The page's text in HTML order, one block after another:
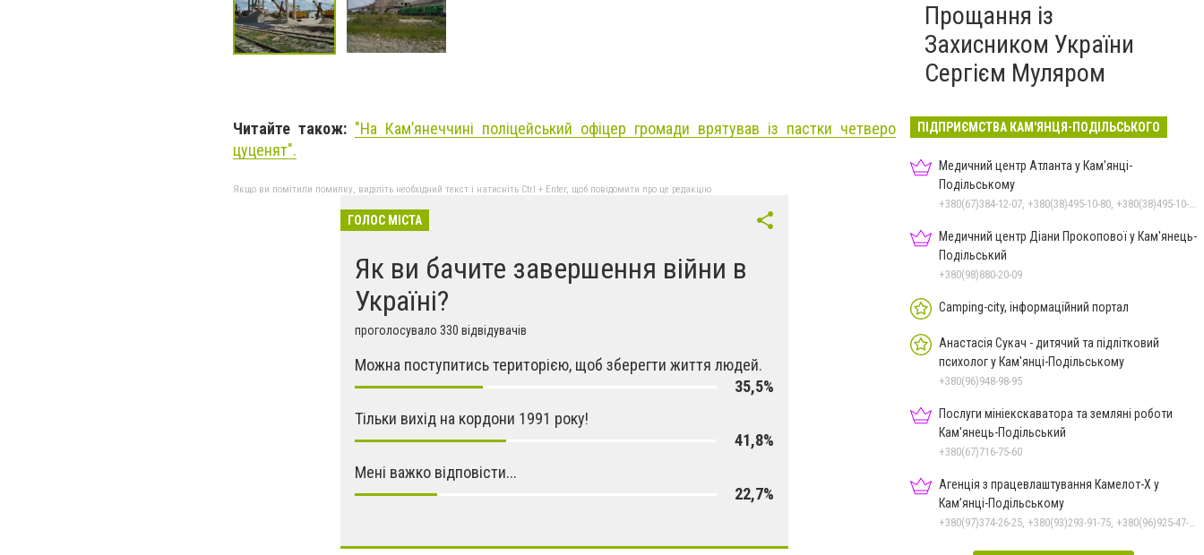
Читайте також: "На Камʼянеччині поліцейський офіцер громади врятував із пастки четверо
цуценят".
Якщо ви помітили помилку, виділіть необхідний текст і натисніть Ctrl + Enter, щоб повідомити про це редакцію
ГОЛОС МІСТА
Як ви бачите завершення війни в
Україні?
проголосувало 330 відвідувачів
Можна поступитись територією, щоб зберегти життя людей.
35,5%
Тільки вихід на кордони 1991 року!
41,8%
Мені важко відповісти...
22,7%
Прощання із
Захисником України
Сергієм Муляром
ПІДПРИЄМСТВА КАМ'ЯНЦЯ-ПОДІЛЬСЬКОГО
Медичний центр Атланта у Кам’янці-
Подільському
+380(67)384-12-07, +380(38)495-10-80, +380(38)495-10-70
Медичний центр Діани Прокопової у Кам'янець-
Подільський
+380(98)880-20-09
Camping-city, інформаційний портал
Анастасія Сукач - дитячий та підлітковий
психолог у Кам'янці-Подільському
+380(96)948-98-95
Послуги мініекскаватора та земляні роботи
Кам'янець-Подільський
+380(67)716-75-60
Агенція з працевлаштування Камелот-Х у
Кам’янці-Подільському
+380(97)374-26-25, +380(93)293-91-75, +380(96)925-47-71, +380(73)327-54-83